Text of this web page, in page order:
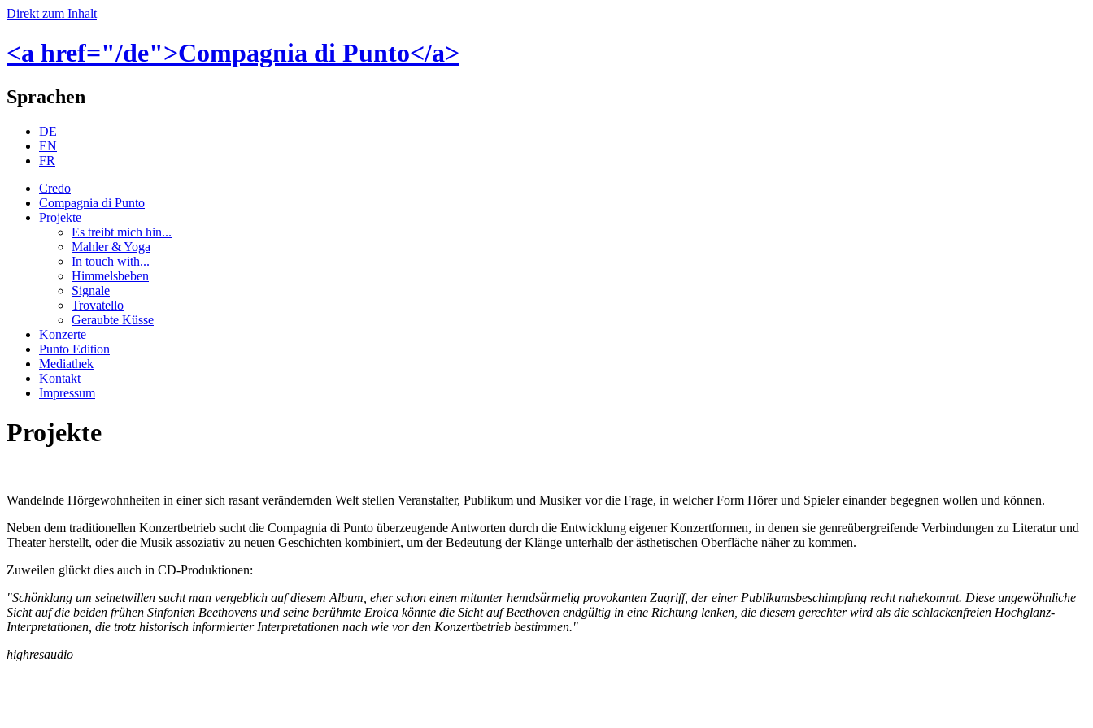
Direkt zum Inhalt
<a href="/de">Compagnia di Punto</a>
Sprachen
DE
EN
FR
Credo
Compagnia di Punto
Projekte
Es treibt mich hin...
Mahler & Yoga
In touch with...
Himmelsbeben
Signale
Trovatello
Geraubte Küsse
Konzerte
Punto Edition
Mediathek
Kontakt
Impressum
Projekte
Wandelnde Hörgewohnheiten in einer sich rasant verändernden Welt stellen Veranstalter, Publikum und Musiker vor die Frage, in welcher Form Hörer und Spieler einander begegnen wollen und können.
Neben dem traditionellen Konzertbetrieb sucht die Compagnia di Punto überzeugende Antworten durch die Entwicklung eigener Konzertformen, in denen sie genreübergreifende Verbindungen zu Literatur und
Theater herstellt, oder die Musik assoziativ zu neuen Geschichten kombiniert, um der Bedeutung der Klänge unterhalb der ästhetischen Oberfläche näher zu kommen.
Zuweilen glückt dies auch in CD-Produktionen:
"Schönklang um seinetwillen sucht man vergeblich auf diesem Album, eher schon einen mitunter hemdsärmelig provokanten Zugriff, der einer Publikumsbeschimpfung recht nahekommt. Diese ungewöhnliche
Sicht auf die beiden frühen Sinfonien Beethovens und seine berühmte Eroica könnte die Sicht auf Beethoven endgültig in eine Richtung lenken, die diesem gerechter wird als die schlackenfreien Hochglanz-
Interpretationen, die trotz historisch informierter Interpretationen nach wie vor den Konzertbetrieb bestimmen."
highresaudio